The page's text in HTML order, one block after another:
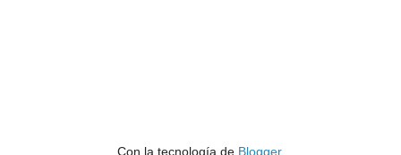
Con la tecnología de Blogger.